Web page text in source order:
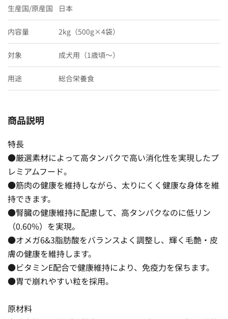
生産国/原産国 日本
内容量 2kg（500g×4袋）
対象 成犬用（1歳頃〜）
用途 総合栄養食
商品説明
特長
●厳選素材によって高タンパクで高い消化性を実現したプ
レミアムフード。
●筋肉の健康を維持しながら、太りにくく健康な身体を維
持できます。
●腎臓の健康維持に配慮して、高タンパクなのに低リン
（0.60%）を実現。
●オメガ6&3脂肪酸をバランスよく調整し、輝く毛艶・皮
膚の健康を維持します。
●ビタミンE配合で健康維持により、免疫力を保ちます。
●胃で崩れやすい粒を採用。
原材料